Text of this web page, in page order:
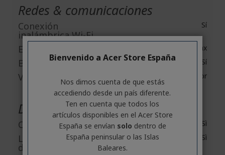
Redes & comunicaciones
Conexión
inalámbrica Wi-Fi
Sí
Estándar Wi-Fi IEEE 802.11ax
Bluetooth Sí
Versión Bluetooth Bluetooth 5.1 o superior
Dispositivos incorporados
Cámara Web Sì
Lector de huellas
digitales
Sì
Bienvenido a Acer Store España
Nos dimos cuenta de que estás
accediendo desde un país diferente.
Ten en cuenta que todos los
artículos disponibles en el Acer Store
España se envían solo dentro de
España peninsular o las Islas
Baleares.